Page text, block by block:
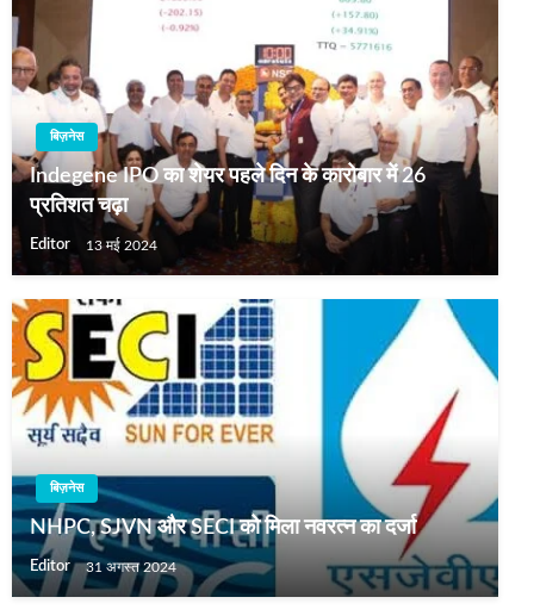
बिज़नेस
Indegene IPO का शेयर पहले दिन के कारोबार में 26
प्रतिशत चढ़ा
Editor 13 मई 2024
बिज़नेस
NHPC, SJVN और SECI को मिला नवरत्न का दर्जा
Editor 31 अगस्त 2024